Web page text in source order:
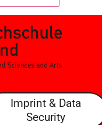
Imprint & Data
Security